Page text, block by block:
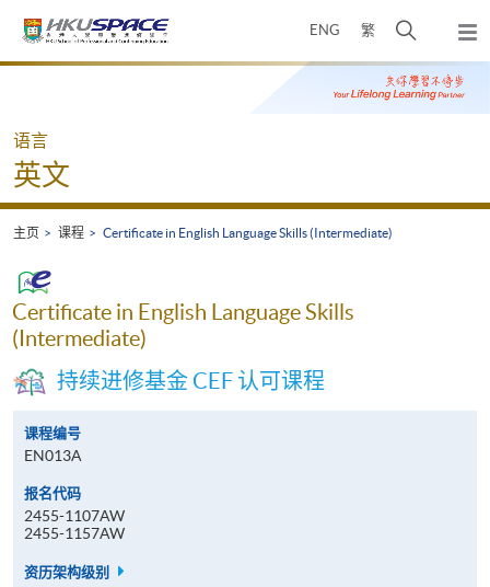
ENG 繁
开
搜
寻
弹
出
主
Main
语言
英文
主页 课程 Certificate in English Language Skills (Intermediate)
Certificate in English Language Skills
(Intermediate)
持续进修基金 CEF 认可课程
课程编号
EN013A
报名代码
2455-1107AW
2455-1157AW
资历架构级别